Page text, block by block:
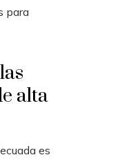
para
alta
es